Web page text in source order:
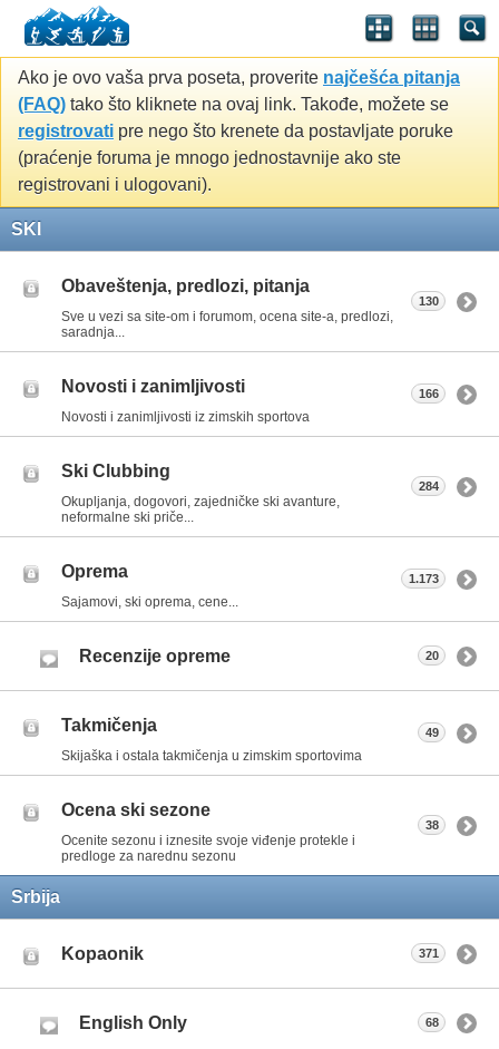
Ako je ovo vaša prva poseta, proverite najčešća pitanja
(FAQ) tako što kliknete na ovaj link. Takođe, možete se
registrovati pre nego što krenete da postavljate poruke
(praćenje foruma je mnogo jednostavnije ako ste
registrovani i ulogovani).
SKI
Obaveštenja, predlozi, pitanja
Sve u vezi sa site-om i forumom, ocena site-a, predlozi,
saradnja...
130
Novosti i zanimljivosti
Novosti i zanimljivosti iz zimskih sportova
166
Ski Clubbing
Okupljanja, dogovori, zajedničke ski avanture,
neformalne ski priče...
284
Oprema
Sajamovi, ski oprema, cene...
1.173
Recenzije opreme 20
Takmičenja
Skijaška i ostala takmičenja u zimskim sportovima
49
Ocena ski sezone
Ocenite sezonu i iznesite svoje viđenje protekle i
predloge za narednu sezonu
38
Srbija
Kopaonik 371
English Only 68